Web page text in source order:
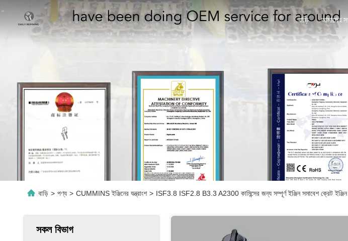
বাড়ি আমাদের
পণ্যের
বাড়ি > পণ্য > CUMMINS ইঞ্জিনের যন্ত্রাংশ > ISF3.8 ISF2.8 B3.3 A2300 কামিন্সের জন্য সম্পূর্ণ ইঞ্জিন সমাবেশ ক্রেট
সকল বিভাগ